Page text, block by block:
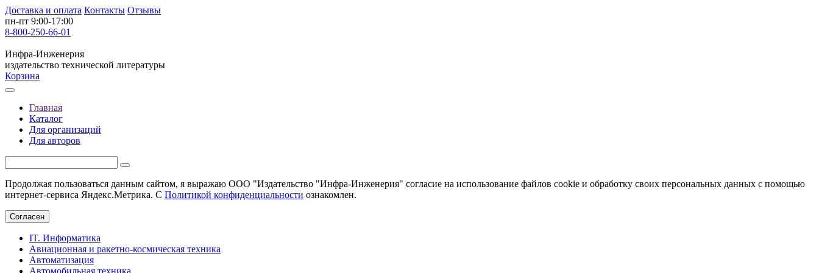
Доставка и оплата Контакты Отзывы
пн-пт 9:00-17:00
8-800-250-66-01
Инфра-Инженерия
издательство технической литературы
Корзина
Главная
Каталог
Для организаций
Для авторов
Продолжая пользоваться данным сайтом, я выражаю ООО "Издательство "Инфра-Инженерия" согласие на использование файлов cookie и обработку своих персональных данных с помощью
интернет-сервиса Яндекс.Метрика. С Политикой конфиденциальности ознакомлен.
Согласен
IT. Информатика
Авиационная и ракетно-космическая техника
Автоматизация
Автомобильная техника